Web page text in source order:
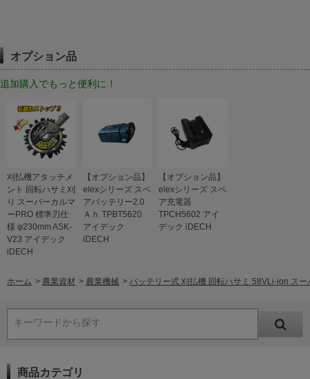
オプション品
追加購入でもっと便利に！
刈払機アタッチメ
ント 回転ハサミ刈
り スーパーカルマ
ーPRO 標準刃仕
様 φ230mm ASK-
V23 アイデック
iDECH
【オプション品】
elexシリーズ スペ
アバッテリー2.0
Ａｈ TPBT5620
アイデック
iDECH
【オプション品】
elexシリーズ スペ
ア充電器
TPCH5602 アイ
デック iDECH
ホーム > 農業資材 > 農業機械 > バッテリー式 刈払機 回転ハサミ 58VLi-ion ス
キーワードから探す
商品カテゴリ